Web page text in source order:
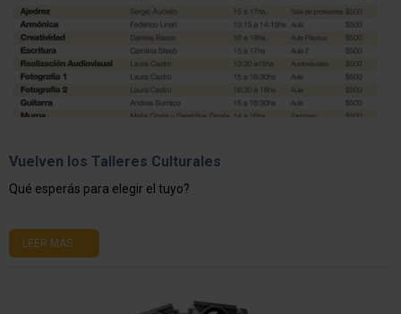
Vuelven los Talleres Culturales
Qué esperás para elegir el tuyo?
LEER MÁS